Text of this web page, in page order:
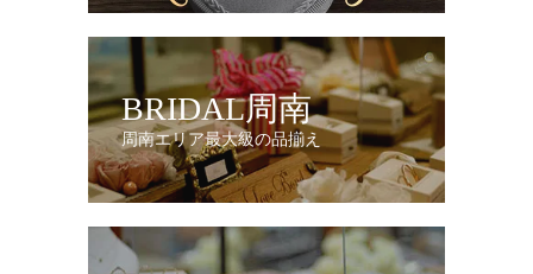
BRIDAL周南
周南エリア最大級の品揃え